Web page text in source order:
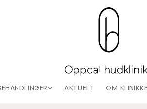
AKTUELT OM